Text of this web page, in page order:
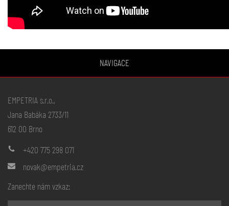
NAVIGACE
EMPETRIA s.r.o.,
Jana Babáka 2733/11
612 00 Brno
+420 775 298 071
novak@empetria.cz
Zanechte nám vzkaz: